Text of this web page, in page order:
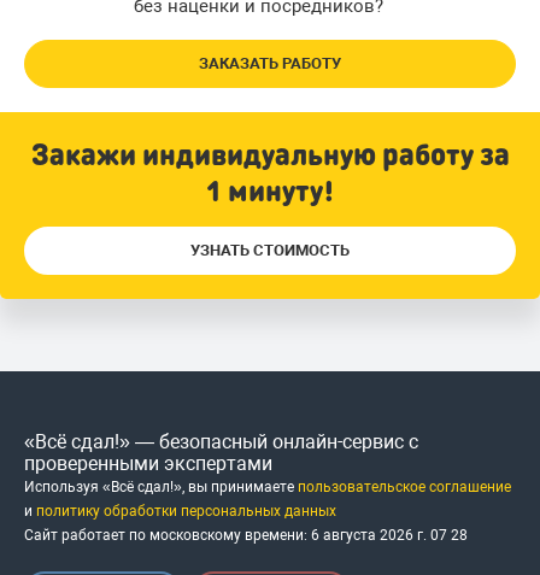
без наценки и посредников?
ЗАКАЗАТЬ РАБОТУ
Закажи индивидуальную работу за
1 минуту!
УЗНАТЬ СТОИМОСТЬ
«Всё сдал!» — безопасный онлайн-сервис с
проверенными экспертами
Используя «Всё сдал!», вы принимаете пользовательское соглашение
и политику обработки персональных данных
Сайт работает по московскому времени: 6 августа 2026 г. 07 28